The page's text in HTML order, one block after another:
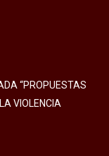
“PROPUESTAS
VIOLENCIA